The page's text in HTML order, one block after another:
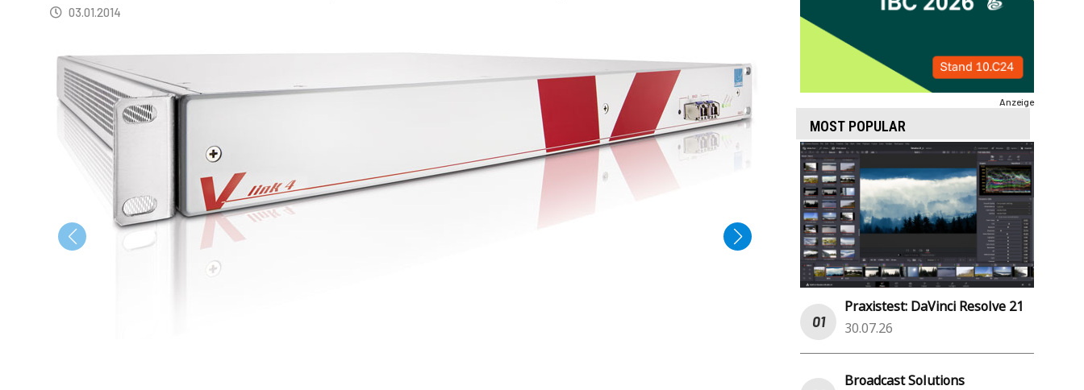
03.01.2014
Anzeige
MOST POPULAR
Praxistest: DaVinci Resolve 21
30.07.26
Broadcast Solutions